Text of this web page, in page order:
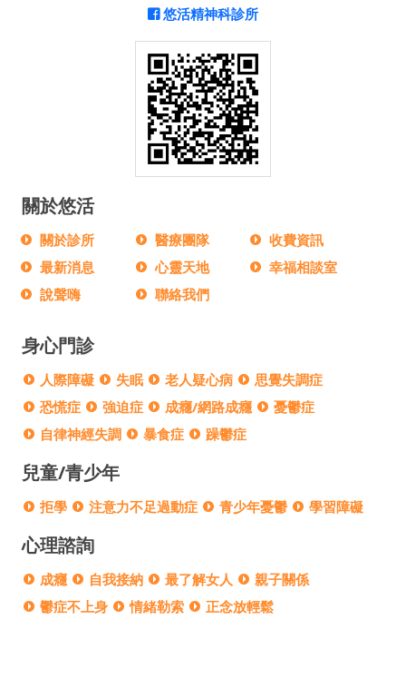
悠活精神科診所
關於悠活
關於診所 醫療團隊
收費資訊
最新消息
心靈天地
幸福相談室
說聲嗨
聯絡我們
身心門診
人際障礙 失眠 老人疑心病
思覺失調症
恐慌症
強迫症 成癮/網路成癮
憂鬱症
自律神經失調
暴食症 躁鬱症
兒童/青少年
拒學 注意力不足過動症 青少年憂鬱 學習障礙
心理諮詢
成癮 自我接納 最了解女人
親子關係
鬱症不上身
情緒勒索 正念放輕鬆